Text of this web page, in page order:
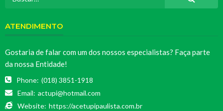
ATENDIMENTO
Gostaria de falar com um dos nossos especialistas? Faça parte
da nossa Entidade!
Phone: (018) 3851-1918
Email: actupi@hotmail.com
Website: https://acetupipaulista.com.br